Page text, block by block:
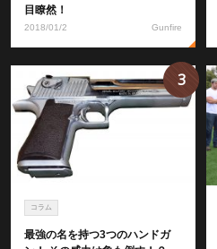
目瞭然！
2018/01/2 Gunfire
コラム
最強の名を持つ3つのハンドガ
3